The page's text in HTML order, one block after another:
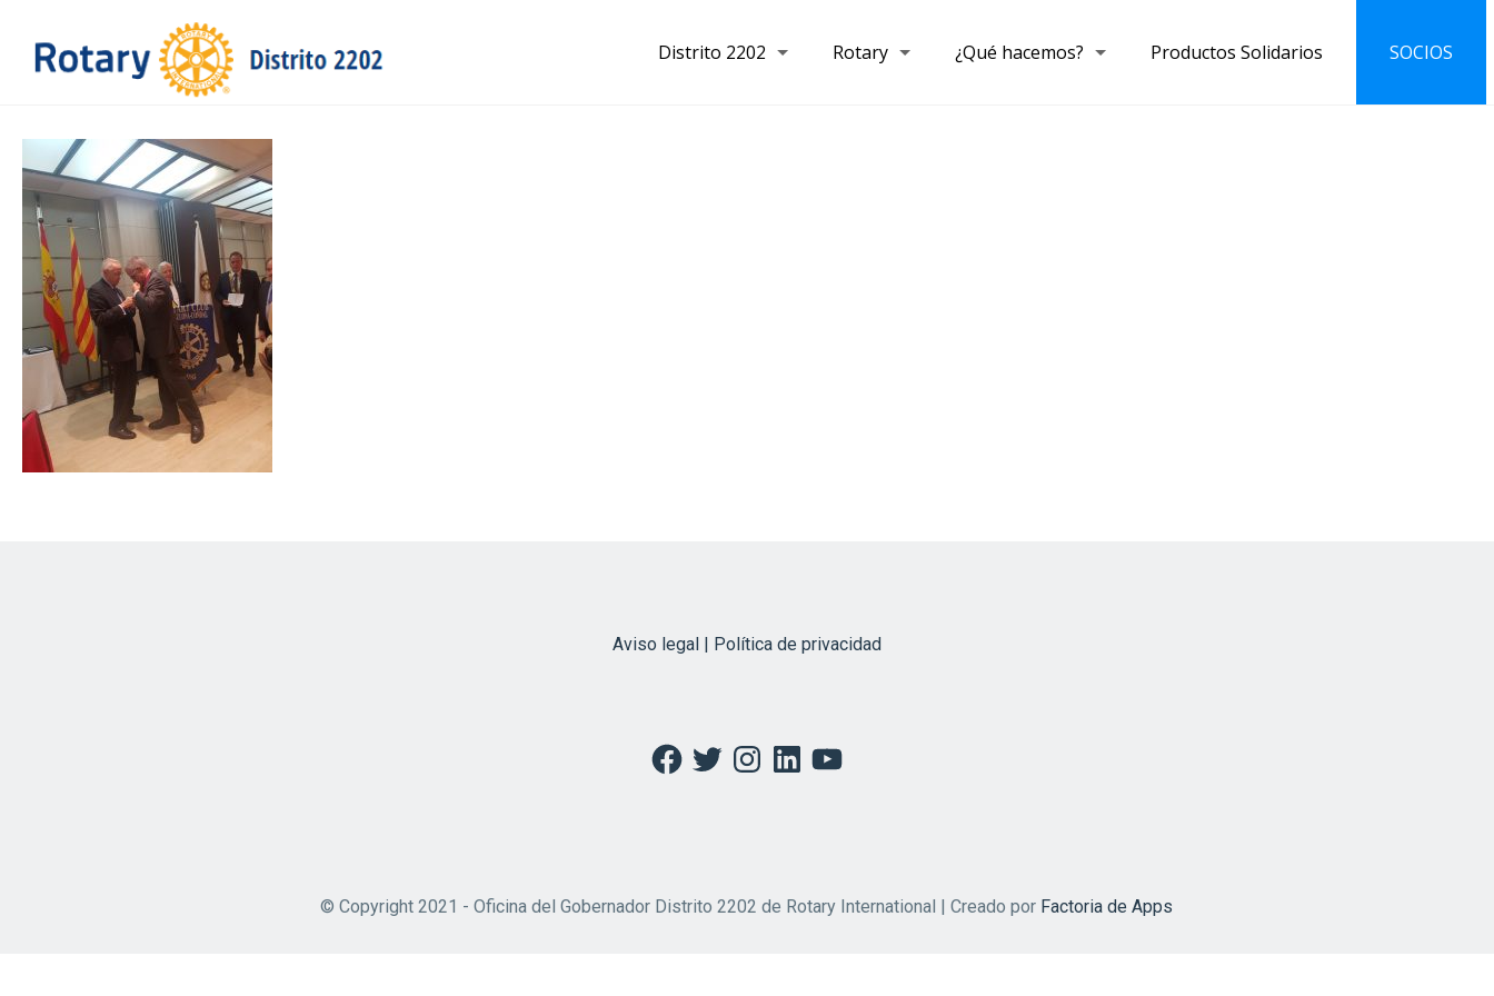
Distrito 2202 Rotary ¿Qué hacemos? Productos Solidarios SOCIOS
Aviso legal | Política de privacidad
Facebook
TwitterInstagramLinkedInYouTube
© Copyright 2021 - Oficina del Gobernador Distrito 2202 de Rotary International | Creado por Factoria de Apps